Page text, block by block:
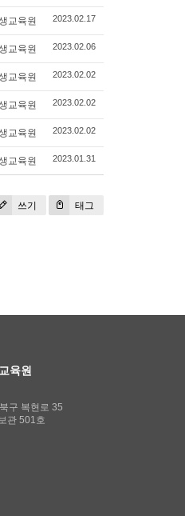
교육원 2023.02.17
교육원 2023.02.06
교육원 2023.02.02
교육원 2023.02.02
교육원 2023.02.02
교육원 2023.01.31
쓰기 태그
육원
구 복현로 35
관 501호